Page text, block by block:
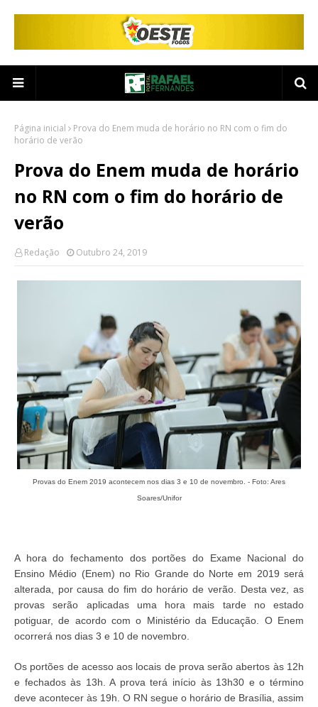
Página inicial
Prova do Enem muda de horário no RN com o fim do
horário de verão
Prova do Enem muda de horário
no RN com o fim do horário de
verão
Redação Outubro 24, 2019
Provas do Enem 2019 acontecem nos dias 3 e 10 de novembro. - Foto: Ares
Soares/Unifor
A hora do fechamento dos portões do Exame Nacional do
Ensino Médio (Enem) no Rio Grande do Norte em 2019 será
alterada, por causa do fim do horário de verão. Desta vez, as
provas serão aplicadas uma hora mais tarde no estado
potiguar, de acordo com o Ministério da Educação. O Enem
ocorrerá nos dias 3 e 10 de novembro.
Os portões de acesso aos locais de prova serão abertos às 12h
e fechados às 13h. A prova terá início às 13h30 e o término
deve acontecer às 19h. O RN segue o horário de Brasília, assim